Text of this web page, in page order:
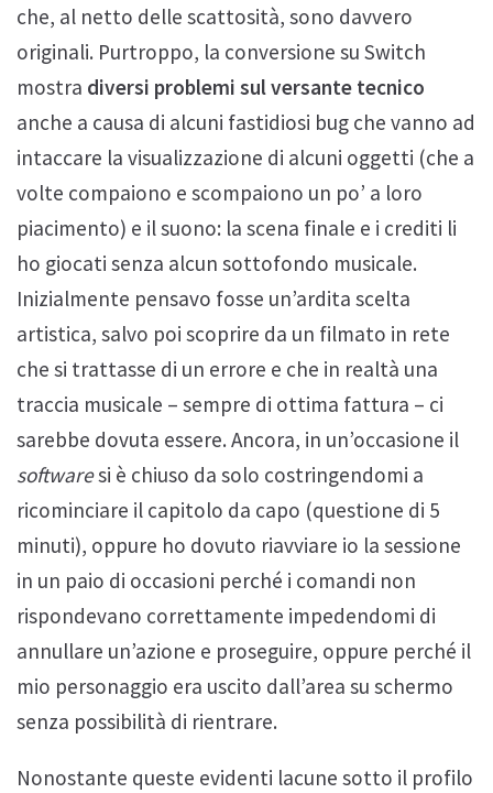
che, al netto delle scattosità, sono davvero
originali. Purtroppo, la conversione su Switch
mostra diversi problemi sul versante tecnico
anche a causa di alcuni fastidiosi bug che vanno ad
intaccare la visualizzazione di alcuni oggetti (che a
volte compaiono e scompaiono un po’ a loro
piacimento) e il suono: la scena finale e i crediti li
ho giocati senza alcun sottofondo musicale.
Inizialmente pensavo fosse un’ardita scelta
artistica, salvo poi scoprire da un filmato in rete
che si trattasse di un errore e che in realtà una
traccia musicale – sempre di ottima fattura – ci
sarebbe dovuta essere. Ancora, in un’occasione il
softwaresi è chiuso da solo costringendomi a
ricominciare il capitolo da capo (questione di 5
minuti), oppure ho dovuto riavviare io la sessione
in un paio di occasioni perché i comandi non
rispondevano correttamente impedendomi di
annullare un’azione e proseguire, oppure perché il
mio personaggio era uscito dall’area su schermo
senza possibilità di rientrare.
Nonostante queste evidenti lacune sotto il profilo